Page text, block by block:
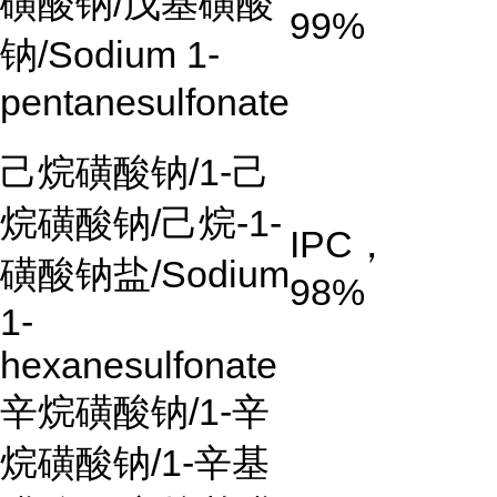
钠/Sodium 1-
pentanesulfonate
99%
己烷磺酸钠/1-己
烷磺酸钠/己烷-1-
磺酸钠盐/Sodium
1-
hexanesulfonate
IPC ，
98%
辛烷磺酸钠/1-辛
烷磺酸钠/1-辛基